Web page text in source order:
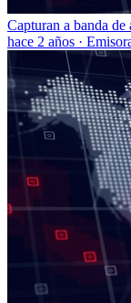
Capturan a banda de
hace 2 años ·